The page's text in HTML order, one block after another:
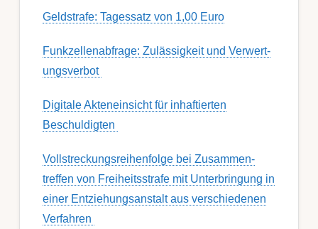
Geldstrafe: Tagessatz von 1,00 Euro
Funk­zell­en­ab­fra­ge: Zu­lässig­keit und Ver­wert­
ungs­ver­bot
Digitale Akteneinsicht für inhaftierten
Beschuldigten
Voll­streckungs­­­reihenfolge bei Zusamm­­en­
treffen von Frei­heits­strafe mit Unter­bring­ung in
einer Ent­ziehungs­anstalt aus ver­schied­enen
Ver­fahren